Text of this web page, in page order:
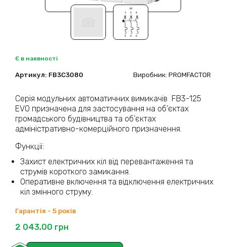
Є в наявності
Артикул: FB3C3080 Виробник: PROMFACTOR
Серія модульних автоматичних вимикачів FB3-125
EVO призначена для застосування на об’єктах
громадського будівництва та об’єктах
адміністративно-комерційного призначення.
Функції:
Захист електричних кіл від перевантаження та
струмів короткого замикання.
Оперативне включення та відключення електричних
кіл змінного струму.
Гарантія - 5 років
2 043,00 грн